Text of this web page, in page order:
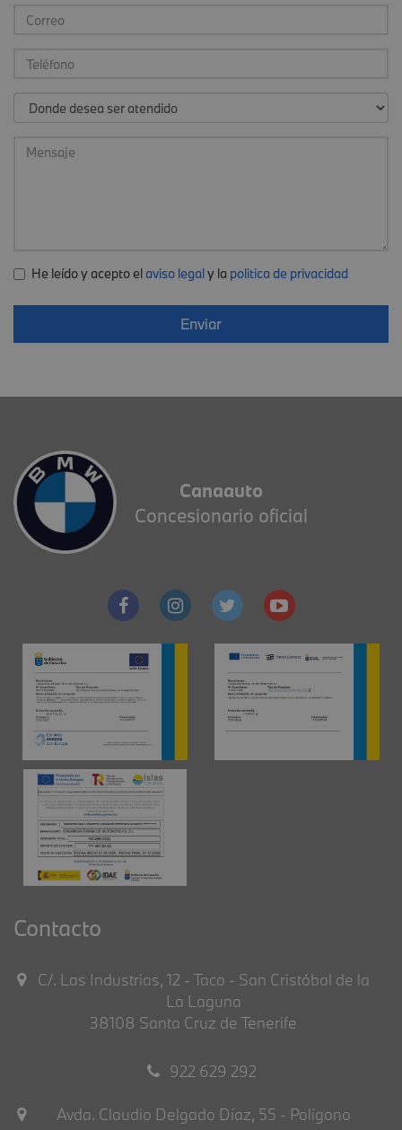
He leído y acepto el aviso legaly la politica de privacidad
Enviar
Canaauto
Concesionario oficial
Contacto
C/. Las Industrias, 12 - Taco - San Cristóbal de la
La Laguna
38108 Santa Cruz de Tenerife
922 629 292
Avda. Claudio Delgado Díaz, 55 - Polígono